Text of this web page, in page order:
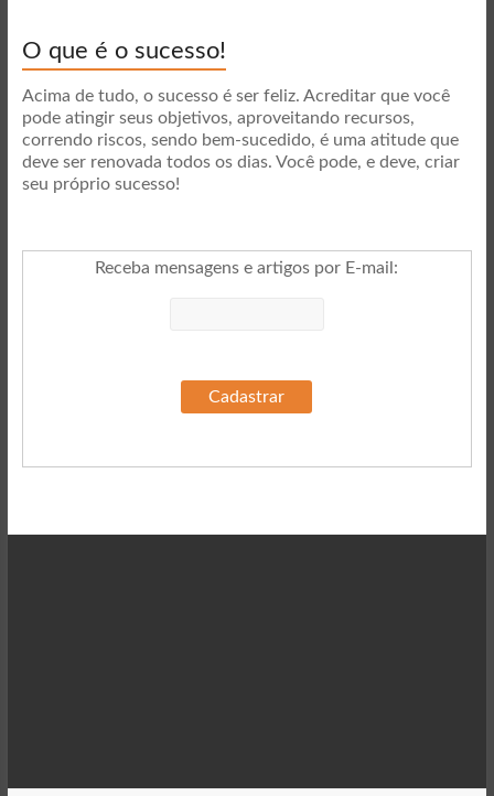
O que é o sucesso!
Acima de tudo, o sucesso é ser feliz. Acreditar que você
pode atingir seus objetivos, aproveitando recursos,
correndo riscos, sendo bem-sucedido, é uma atitude que
deve ser renovada todos os dias. Você pode, e deve, criar
seu próprio sucesso!
Receba mensagens e artigos por E-mail :